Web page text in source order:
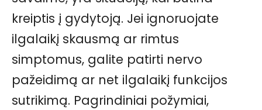
kreiptis į gydytoją. Jei ignoruojate
ilgalaikį skausmą ar rimtus
simptomus, galite patirti nervo
pažeidimą ar net ilgalaikį funkcijos
sutrikimą. Pagrindiniai požymiai,